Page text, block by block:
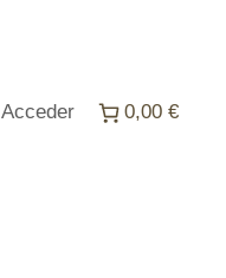
Acceder 0,00 €